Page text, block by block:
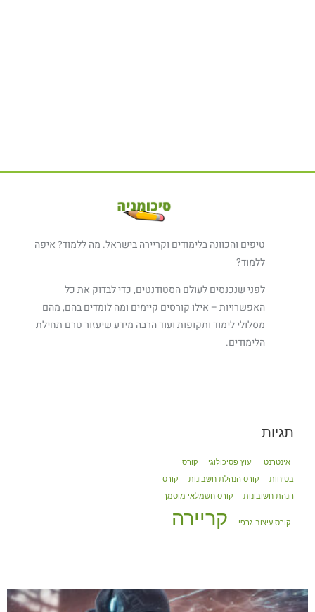
טיפים והכוונה בלימודים וקריירה בישראל. מה ללמוד? איפה
ללמוד?
לפני שנכנסים לעולם הסטודנטים, כדי לבדוק את כל
האפשרויות – אילו קורסים קיימים ומה לומדים בהם, מהם
מסלולי לימוד ותקופות ועוד הרבה מידע שיעזור טרם תחילת
הלימודים.
תגיות
אינטרנט יעוץ פסיכולוגי
קורס
בטיחות
קורס הנהלת חשבונות
קורס
הנהת חשובונות
קורס חשמלאי מוסמך
קורס עיצוב גרפי קריירה